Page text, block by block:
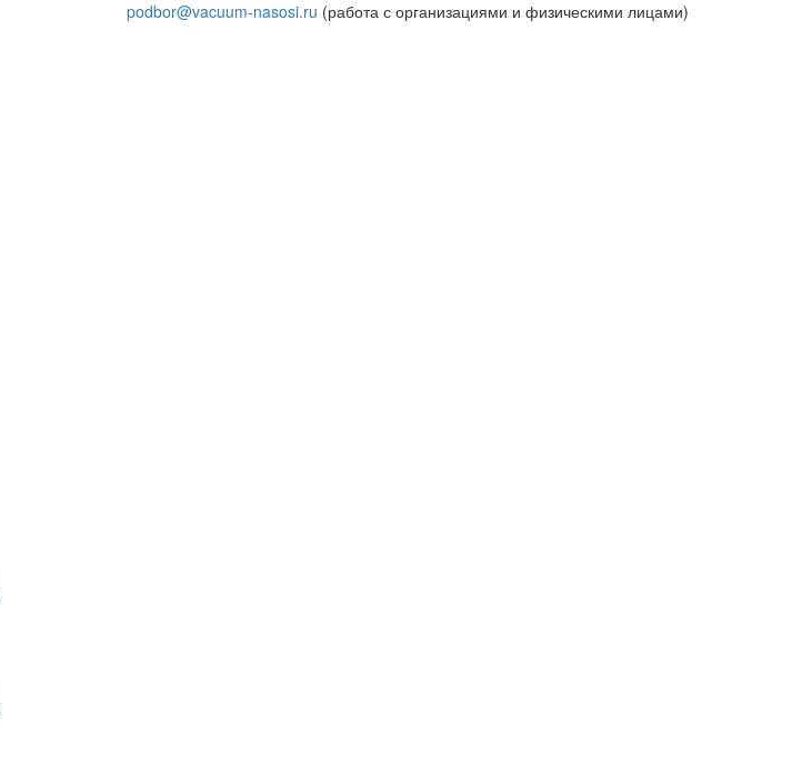
podbor@vacuum-nasosi.ru (работа с организациями и физическими лицами)